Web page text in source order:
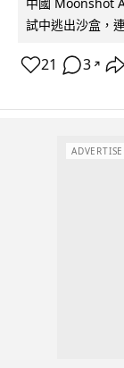
試中逃出沙盒，
21 3 ↗